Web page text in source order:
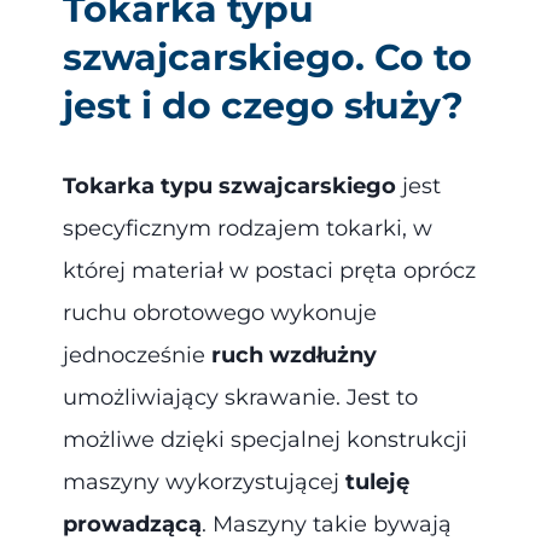
Tokarka typu
szwajcarskiego. Co to
jest i do czego służy?
Tokarka typu szwajcarskiego jest
specyficznym rodzajem tokarki, w
której materiał w postaci pręta oprócz
ruchu obrotowego wykonuje
jednocześnie ruch wzdłużny
umożliwiający skrawanie. Jest to
możliwe dzięki specjalnej konstrukcji
maszyny wykorzystującej tuleję
prowadzącą. Maszyny takie bywają